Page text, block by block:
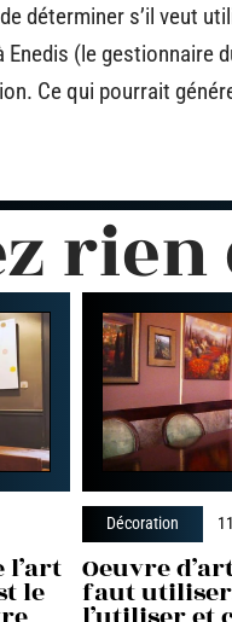
déterminer s’il veut
Enedis (le gestionnaire
Ce qui pourrait
l’art
le
Décoration
Oeuvre
faut